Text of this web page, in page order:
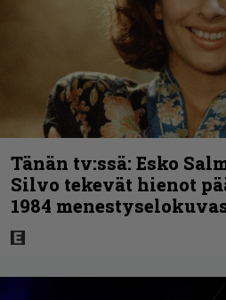
Tänän tv:ssä: Esko
Silvo tekevät hienot
1984